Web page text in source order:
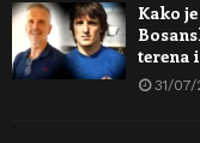
Kako
terena
31/